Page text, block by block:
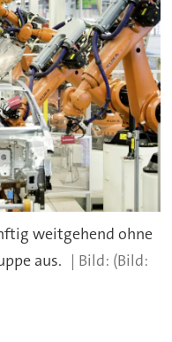
weitgehend ohne
aus.
(Bild: